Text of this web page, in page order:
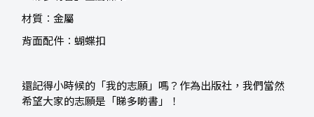
材質︰金屬
背面配件︰蝴蝶扣
還記得小時候的「我的志願」嗎？作為出版社，我們當然
希望大家的志願是「睇多啲書」！